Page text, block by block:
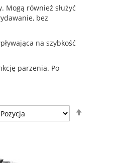
Mogą również służyć
bez
na szybkość
parzenia. Po